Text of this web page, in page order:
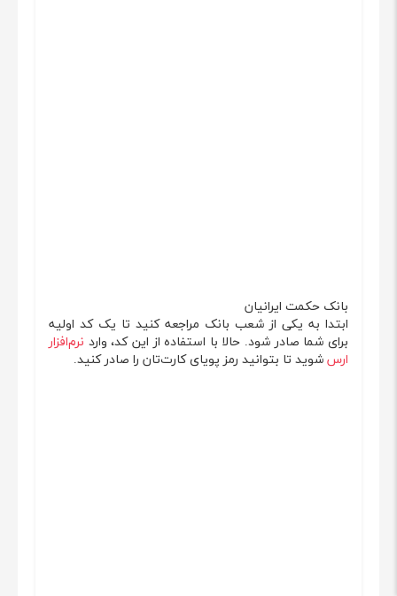
بانک حکمت ایرانیان
ابتدا به یکی از شعب بانک مراجعه کنید تا یک کد اولیه
برای شما صادر شود. حالا با استفاده از این کد، وارد نرم‌افزار
ارس شوید تا بتوانید رمز پویای کارت‌تان را صادر کنید.